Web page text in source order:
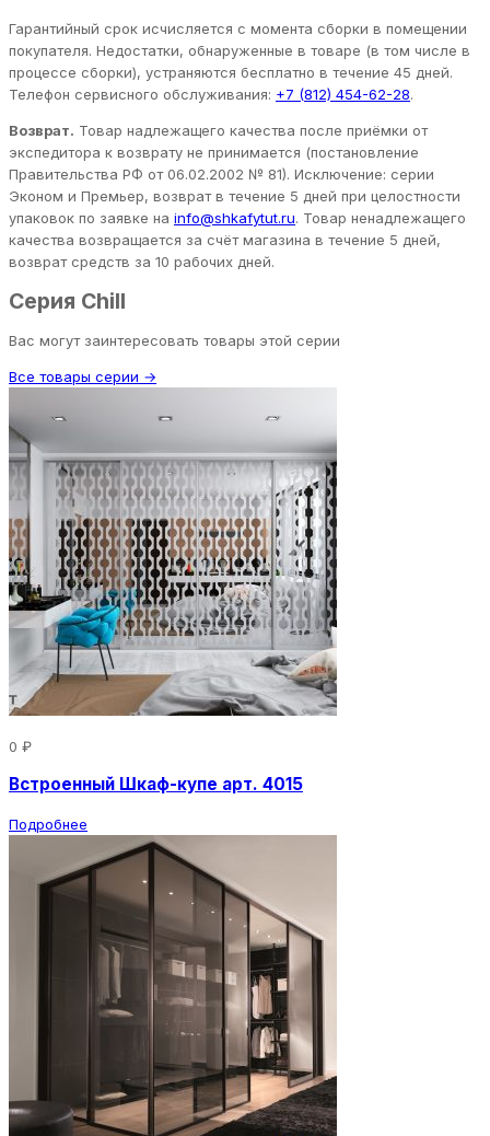
Гарантийный срок исчисляется с момента сборки в помещении
покупателя. Недостатки, обнаруженные в товаре (в том числе в
процессе сборки), устраняются бесплатно в течение 45 дней.
Телефон сервисного обслуживания: +7 (812) 454-62-28.
Возврат. Товар надлежащего качества после приёмки от
экспедитора к возврату не принимается (постановление
Правительства РФ от 06.02.2002 № 81). Исключение: серии
Эконом и Премьер, возврат в течение 5 дней при целостности
упаковок по заявке на info@shkafytut.ru. Товар ненадлежащего
качества возвращается за счёт магазина в течение 5 дней,
возврат средств за 10 рабочих дней.
Серия Chill
Вас могут заинтересовать товары этой серии
Все товары серии →
0 ₽
Встроенный Шкаф-купе арт. 4015
Подробнее